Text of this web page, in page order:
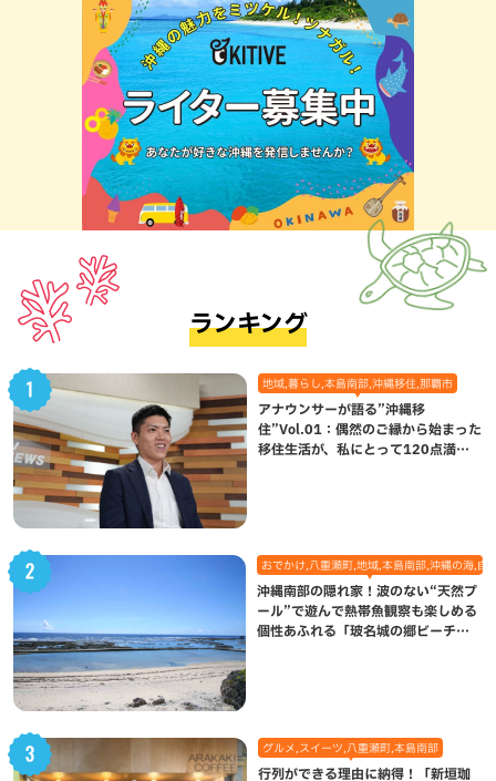
ランキング
地域,暮らし,本島南部,沖縄移住,那覇市
アナウンサーが語る”沖縄移
住”Vol.01：偶然のご縁から始まった
移住生活が、私にとって120点満点
おでかけ,八重瀬町,地域,本島南部,沖縄の海,自
沖縄南部の隠れ家！波のない“天然プ
ール”で遊んで熱帯魚観察も楽しめる
個性あふれる「玻名城の郷ビーチ」
グルメ,スイーツ,八重瀬町,本島南部
行列ができる理由に納得！「新垣珈